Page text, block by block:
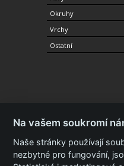
Okruhy
Vrchy
Ostatní
Na vašem soukromí
Naše stránky používají
nezbytné pro fungování,